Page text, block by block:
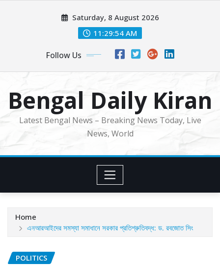
Saturday, 8 August 2026
11:29:56 AM
Follow Us
Bengal Daily Kiran
Latest Bengal News – Breaking News Today, Live
News, World
Home
এনআরআইদের সমস্যা সমাধানে সরকার প্রতিশ্রুতিবদ্ধ: ড. রবজোত সিং
POLITICS